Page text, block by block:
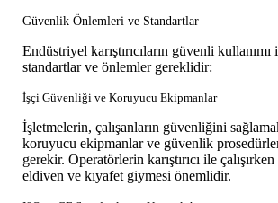
Güvenlik Önlemleri ve Standartlar
Endüstriyel karıştırıcıların güvenli
standartlar ve önlemler gereklidir:
İşçi Güvenliği ve Koruyucu Ekipmanlar
İşletmelerin, çalışanların güvenliğini
koruyucu ekipmanlar ve güvenlik
gerekir. Operatörlerin karıştırıcı ile
eldiven ve kıyafet giymesi önemlidir.